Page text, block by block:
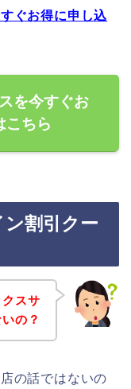
ぐお得に申し込
を今すぐお
こちら
割引クー
スサ
の？
の話ではないの